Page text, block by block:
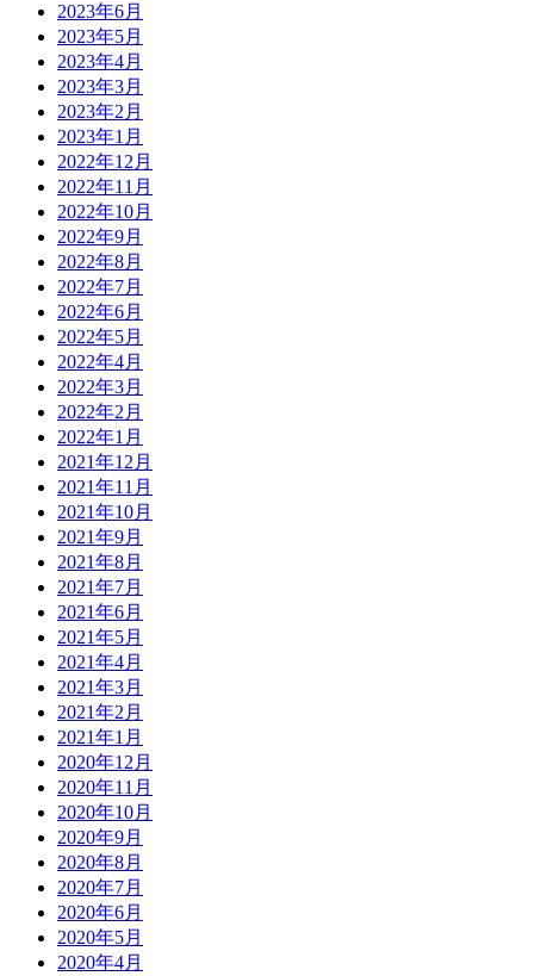
2023年6月
2023年5月
2023年4月
2023年3月
2023年2月
2023年1月
2022年12月
2022年11月
2022年10月
2022年9月
2022年8月
2022年7月
2022年6月
2022年5月
2022年4月
2022年3月
2022年2月
2022年1月
2021年12月
2021年11月
2021年10月
2021年9月
2021年8月
2021年7月
2021年6月
2021年5月
2021年4月
2021年3月
2021年2月
2021年1月
2020年12月
2020年11月
2020年10月
2020年9月
2020年8月
2020年7月
2020年6月
2020年5月
2020年4月